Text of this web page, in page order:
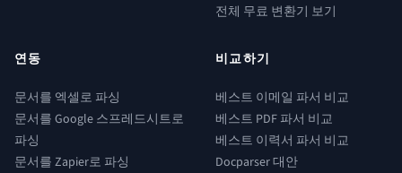
전체 무료 변환기 보기
연동
문서를 엑셀로 파싱
문서를 Google 스프레드시트로
파싱
문서를 Zapier로 파싱
비교하기
베스트 이메일 파서 비교
베스트 PDF 파서 비교
베스트 이력서 파서 비교
Docparser 대안